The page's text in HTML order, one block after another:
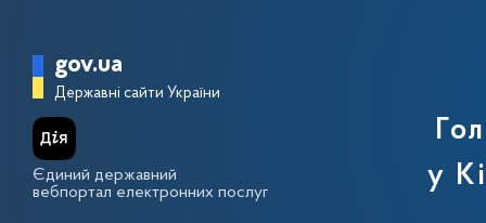
Головна сторінка Державної
gov.ua
Державні сайти України
Єдиний державний
вебпортал електронних послуг
у